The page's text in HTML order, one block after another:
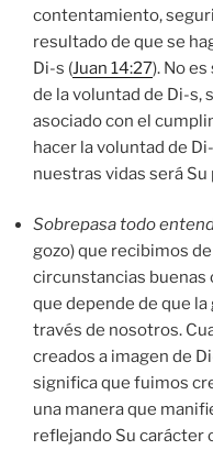
contentamiento,
resultado de que se
Di-s (Juan 14:27). No
de la voluntad de Di-
asociado con el
hacer la voluntad de
nuestras vidas será Su
Sobrepasa todo
gozo) que recibimos
circunstancias buenas
que depende de que
través de nosotros.
creados a imagen de
significa que fuimos
una manera que
reflejando Su carácter